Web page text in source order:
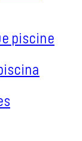
piscine